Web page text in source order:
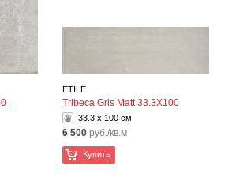
ETILE
Tribeca Gris Matt 33.3X100
33.3 x 100 см
6 500 руб./кв.м
Купить